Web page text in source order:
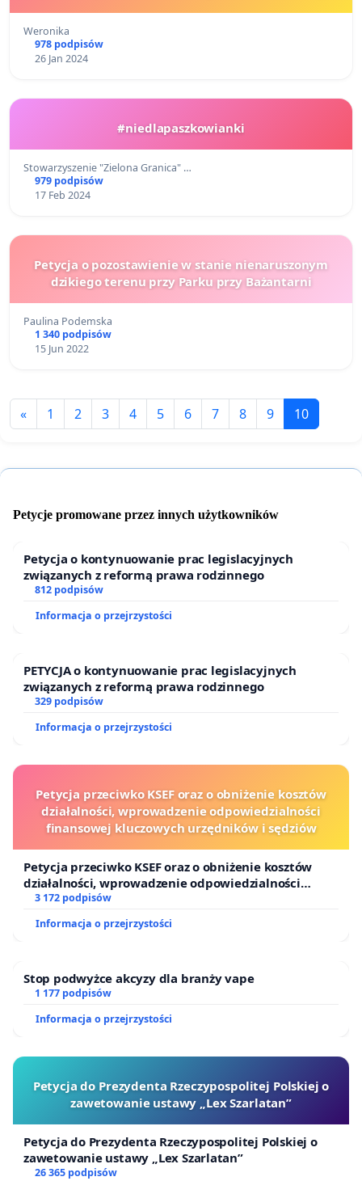
Weronika
978 podpisów
26 Jan 2024
#niedlapaszkowianki
Stowarzyszenie "Zielona Granica" …
979 podpisów
17 Feb 2024
Petycja o pozostawienie w stanie nienaruszonym
dzikiego terenu przy Parku przy Bażantarni
Paulina Podemska
1 340 podpisów
15 Jun 2022
« 1 2 3 4 5 6 7 8 9 10
Petycje promowane przez innych użytkowników
Petycja o kontynuowanie prac legislacyjnych
związanych z reformą prawa rodzinnego
812 podpisów
Informacja o przejrzystości
PETYCJA o kontynuowanie prac legislacyjnych
związanych z reformą prawa rodzinnego
329 podpisów
Informacja o przejrzystości
Petycja przeciwko KSEF oraz o obniżenie kosztów
działalności, wprowadzenie odpowiedzialności
finansowej kluczowych urzędników i sędziów
Petycja przeciwko KSEF oraz o obniżenie kosztów
działalności, wprowadzenie odpowiedzialności
finansowej kluczowych urzędników i sędziów
3 172 podpisów
Informacja o przejrzystości
Stop podwyżce akcyzy dla branży vape
1 177 podpisów
Informacja o przejrzystości
Petycja do Prezydenta Rzeczypospolitej Polskiej o
zawetowanie ustawy „Lex Szarlatan”
Petycja do Prezydenta Rzeczypospolitej Polskiej o
zawetowanie ustawy „Lex Szarlatan”
26 365 podpisów